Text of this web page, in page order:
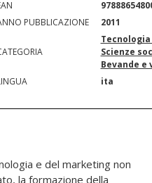
PUBBLICAZIONE
2011
Scienze
Bevande e
ita
e del marketing non
la formazione della
quanto semplici,
Ciò che accade è